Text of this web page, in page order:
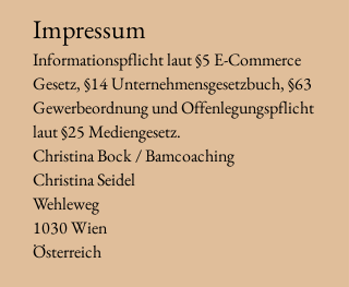
Impressum
Informationspflicht laut §5 E-Commerce
Gesetz, §14 Unternehmensgesetzbuch, §63
Gewerbeordnung und Offenlegungspflicht
laut §25 Mediengesetz.
Christina Bock / Bamcoaching
Christina Seidel
Wehleweg
1030 Wien
Österreich